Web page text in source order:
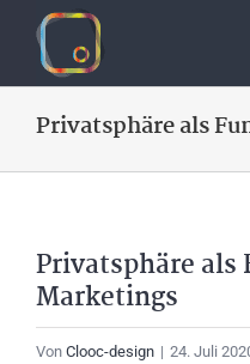
Zum
Inhalt
springen
Privatsphäre als
Privatsphäre als
Marketings
Von Clooc-design | 24. Juli